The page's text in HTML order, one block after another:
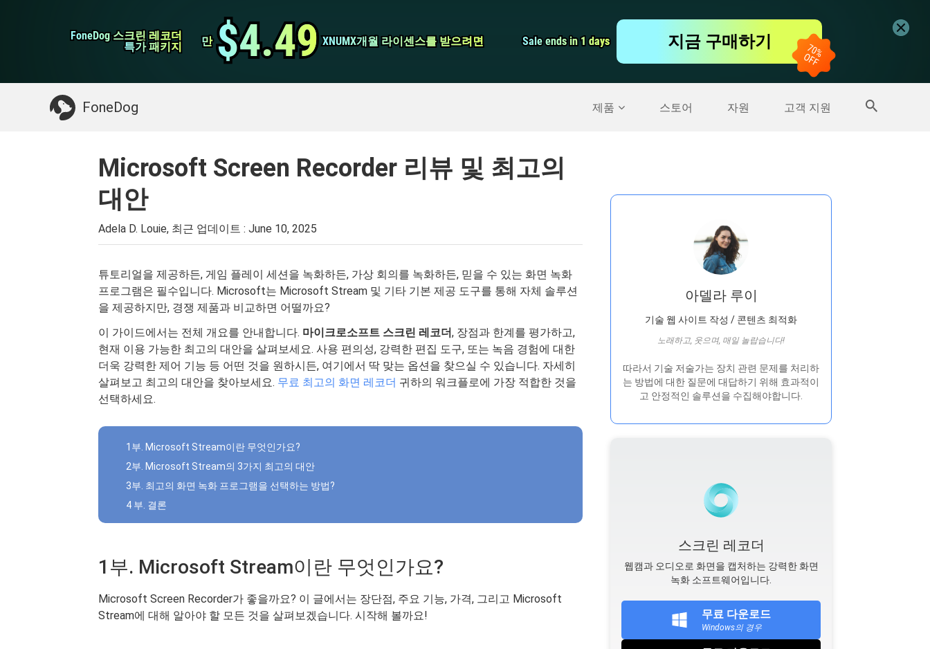
FoneDog 스크린 레코더
FoneDog 스크린 레코더
특가 패키지
특가 패키지 만
만 $4.49
$4.49 XNUMX개월 라이센스를 받으려면
XNUMX개월 라이센스를 받으려면 Sale ends in 1 days
Sale ends in 1 days 지금 구매하기
FoneDog 제품 스토어 자원 고객 지원
iPhone 클리너 스크린 레코더
필요한 것 : Mac 정리 더 많은 제품
Microsoft Screen Recorder 리뷰 및 최고의
대안
Adela D. Louie, 최근 업데이트 : June 10, 2025
튜토리얼을 제공하든, 게임 플레이 세션을 녹화하든, 가상 회의를 녹화하든, 믿을 수 있는 화면 녹화
프로그램은 필수입니다. Microsoft는 Microsoft Stream 및 기타 기본 제공 도구를 통해 자체 솔루션
을 제공하지만, 경쟁 제품과 비교하면 어떨까요?
이 가이드에서는 전체 개요를 안내합니다. 마이크로소프트 스크린 레코더, 장점과 한계를 평가하고,
현재 이용 가능한 최고의 대안을 살펴보세요. 사용 편의성, 강력한 편집 도구, 또는 녹음 경험에 대한
더욱 강력한 제어 기능 등 어떤 것을 원하시든, 여기에서 딱 맞는 옵션을 찾으실 수 있습니다. 자세히
살펴보고 최고의 대안을 찾아보세요. 무료 최고의 화면 레코더 귀하의 워크플로에 가장 적합한 것을
선택하세요.
1부. Microsoft Stream이란 무엇인가요?
2부. Microsoft Stream의 3가지 최고의 대안
3부. 최고의 화면 녹화 프로그램을 선택하는 방법?
4 부. 결론
1부. Microsoft Stream이란 무엇인가요?
Microsoft Screen Recorder가 좋을까요? 이 글에서는 장단점, 주요 기능, 가격, 그리고 Microsoft
Stream에 대해 알아야 할 모든 것을 살펴보겠습니다. 시작해 볼까요!
아델라 루이
기술 웹 사이트 작성 / 콘텐츠 최적화
노래하고, 웃으며, 매일 놀랍습니다!
따라서 기술 저술가는 장치 관련 문제를 처리하
는 방법에 대한 질문에 대답하기 위해 효과적이
고 안정적인 솔루션을 수집해야합니다.
스크린 레코더
웹캠과 오디오로 화면을 캡처하는 강력한 화면
녹화 소프트웨어입니다.
무료 다운로드
Windows의 경우